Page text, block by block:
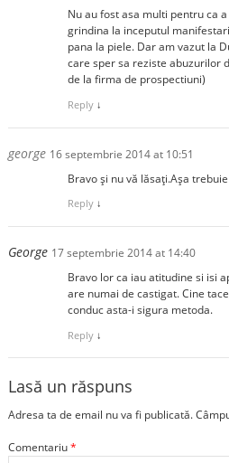
Nu au fost asa multi pentru ca
grindina la inceputul
pana la piele. Dar am vazut la
care sper sa reziste abuzurilor
de la firma de prospectiuni)
Reply ↓
george 16 septembrie 2014 at 10:51
Bravo şi nu vă lăsaţi.Aşa
Reply ↓
George 17 septembrie 2014 at 14:40
Bravo lor ca iau atitudine si isi
are numai de castigat. Cine
conduc asta-i sigura metoda.
Reply ↓
Lasă un răspuns
Adresa ta de email nu va fi publicată.
Comentariu*